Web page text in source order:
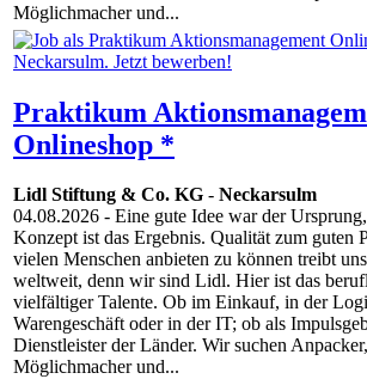
Möglichmacher und...
Praktikum
Onlineshop *
Lidl Stiftung & Co. KG - Neckarsulm
04.08.2026 - Eine gute Idee war der
Konzept ist das Ergebnis. Qualität zum guten
vielen Menschen anbieten zu können treibt
weltweit, denn wir sind Lidl. Hier ist das
vielfältiger Talente. Ob im Einkauf, in der
Warengeschäft oder in der IT; ob als
Dienstleister der Länder. Wir suchen
Möglichmacher und...